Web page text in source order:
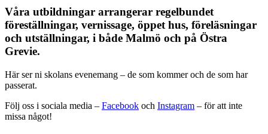
Våra utbildningar arrangerar regelbundet
föreställningar, vernissage, öppet hus, föreläsningar
och utställningar, i både Malmö och på Östra
Grevie.
Här ser ni skolans evenemang – de som kommer och de som har
passerat.
Följ oss i sociala media – Facebook och Instagram – för att inte
missa något!